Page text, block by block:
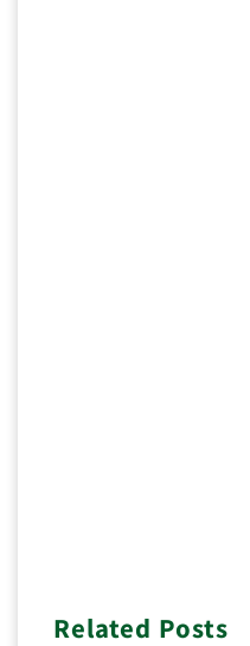
Related Posts